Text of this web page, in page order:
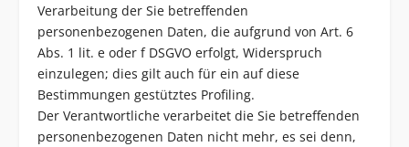
Verarbeitung der Sie betreffenden
personenbezogenen Daten, die aufgrund von Art. 6
Abs. 1 lit. e oder f DSGVO erfolgt, Widerspruch
einzulegen; dies gilt auch für ein auf diese
Bestimmungen gestütztes Profiling.
Der Verantwortliche verarbeitet die Sie betreffenden
personenbezogenen Daten nicht mehr, es sei denn,